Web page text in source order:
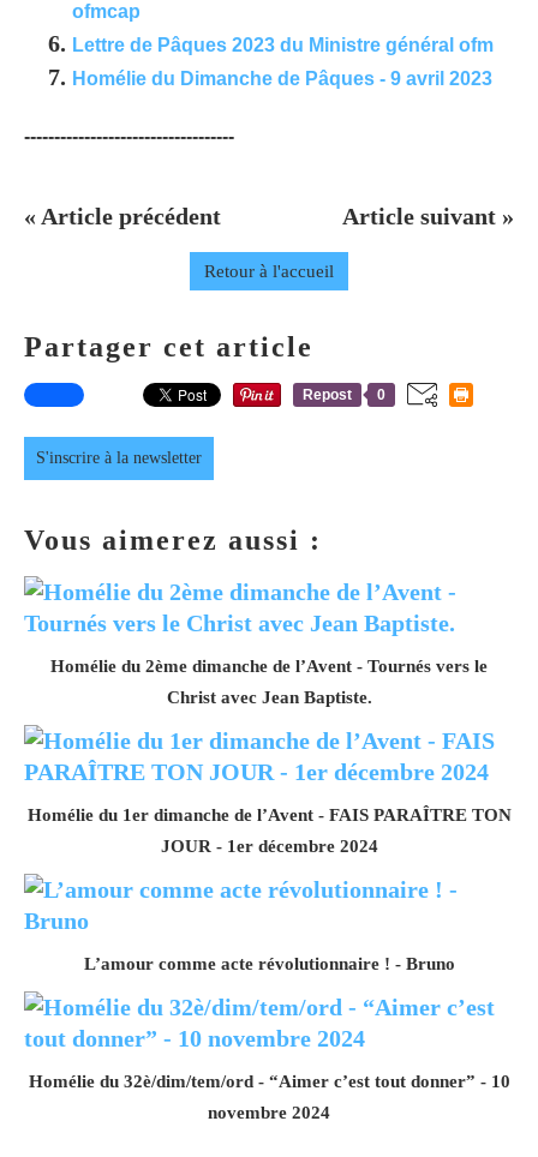
ofmcap
Lettre de Pâques 2023 du Ministre général ofm
Homélie du Dimanche de Pâques - 9 avril 2023
-----------------------------------
« Article précédent Article suivant »
Retour à l'accueil
Partager cet article
Repost 0
S'inscrire à la newsletter
Vous aimerez aussi :
Homélie du 2ème dimanche de l’Avent - Tournés vers le
Christ avec Jean Baptiste.
Homélie du 1er dimanche de l’Avent - FAIS PARAÎTRE TON
JOUR - 1er décembre 2024
L’amour comme acte révolutionnaire ! - Bruno
Homélie du 32è/dim/tem/ord - “Aimer c’est tout donner” - 10
novembre 2024